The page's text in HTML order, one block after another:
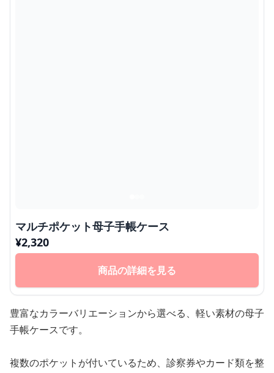
マルチポケット母子手帳ケース
¥2,320
商品の詳細を見る
豊富なカラーバリエーションから選べる、軽い素材の母子
手帳ケースです。
複数のポケットが付いているため、診察券やカード類を整